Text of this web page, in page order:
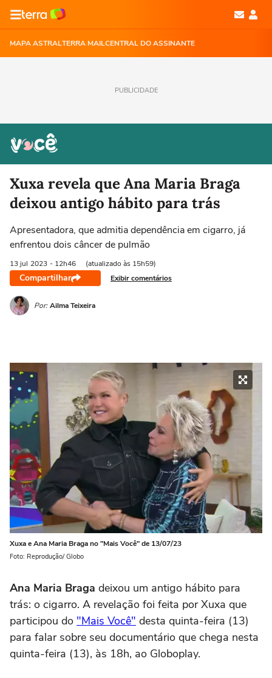
MAPA ASTRALTERRA MAILCENTRAL DO ASSINANTE
PUBLICIDADE
Xuxa revela que Ana Maria Braga
deixou antigo hábito para trás
Apresentadora, que admitia dependência em cigarro, já
enfrentou dois câncer de pulmão
13 jul 2023 - 12h46 (atualizado às 15h59)
Compartilhar Exibir comentários
Por: Ailma Teixeira
Xuxa e Ana Maria Braga no "Mais Você" de 13/07/23
Foto: Reprodução/ Globo
Ana Maria Braga deixou um antigo hábito para
trás: o cigarro. A revelação foi feita por Xuxa que
participou do "Mais Você" desta quinta-feira (13)
para falar sobre seu documentário que chega nesta
quinta-feira (13), às 18h, ao Globoplay.